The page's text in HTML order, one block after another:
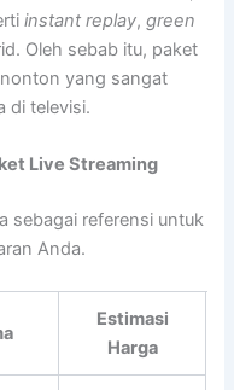
instant replay, green
Oleh sebab itu, paket
yang sangat
di televisi.
Live Streaming
sebagai referensi untuk
Anda.
Estimasi
Harga